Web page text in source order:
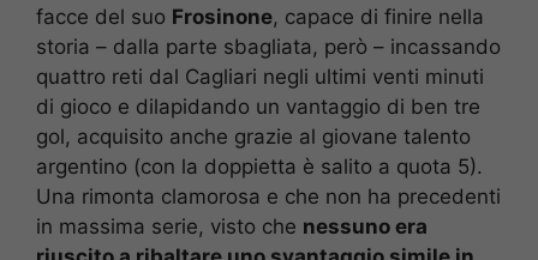
facce del suo Frosinone, capace di finire nella
storia – dalla parte sbagliata, però – incassando
quattro reti dal Cagliari negli ultimi venti minuti
di gioco e dilapidando un vantaggio di ben tre
gol, acquisito anche grazie al giovane talento
argentino (con la doppietta è salito a quota 5).
Una rimonta clamorosa e che non ha precedenti
in massima serie, visto che nessuno era